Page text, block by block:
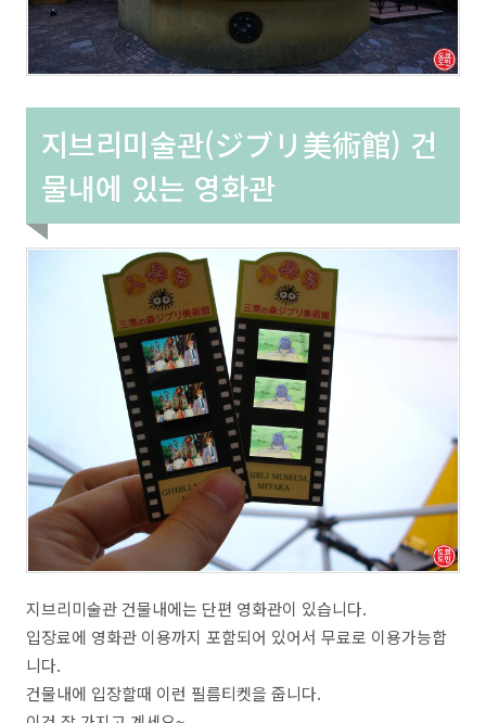
지브리미술관(ジブリ美術館) 건
물내에 있는 영화관
지브리미술관 건물내에는 단편 영화관이 있습니다.
입장료에 영화관 이용까지 포함되어 있어서 무료로 이용가능합
니다.
건물내에 입장할때 이런 필름티켓을 줍니다.